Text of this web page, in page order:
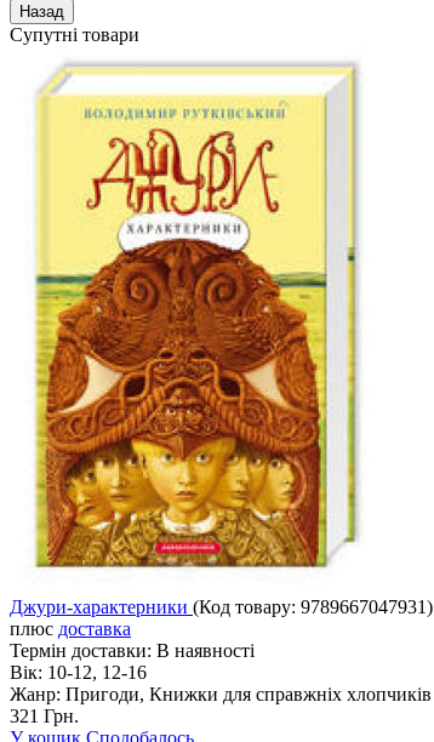
Супутні товари
Джури-характерники (Код товару: 9789667047931)
плюс доставка
Термін доставки: В наявності
Вік: 10-12, 12-16
Жанр: Пригоди, Книжки для справжніх хлопчиків
321 Грн.